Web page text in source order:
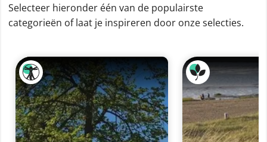
Selecteer hieronder één van de populairste
categorieën of laat je inspireren door onze selecties.